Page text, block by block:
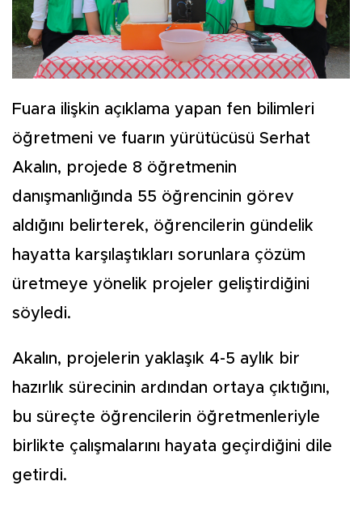
Fuara ilişkin açıklama yapan fen bilimleri
öğretmeni ve fuarın yürütücüsü Serhat
Akalın, projede 8 öğretmenin
danışmanlığında 55 öğrencinin görev
aldığını belirterek, öğrencilerin gündelik
hayatta karşılaştıkları sorunlara çözüm
üretmeye yönelik projeler geliştirdiğini
söyledi.
Akalın, projelerin yaklaşık 4-5 aylık bir
hazırlık sürecinin ardından ortaya çıktığını,
bu süreçte öğrencilerin öğretmenleriyle
birlikte çalışmalarını hayata geçirdiğini dile
getirdi.